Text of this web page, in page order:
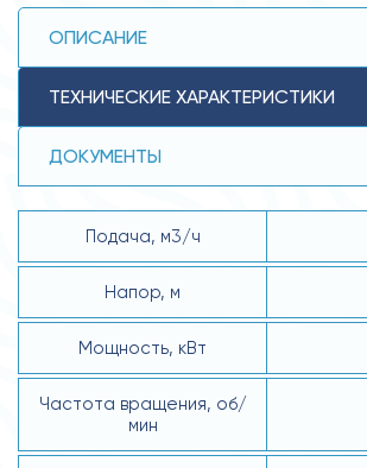
ОПИСАНИЕ
ТЕХНИЧЕСКИЕ ХАРАКТЕРИСТИКИ
ДОКУМЕНТЫ
Подача, м3/ч
Напор, м
Мощность, кВт
Частота вращения, об/
мин